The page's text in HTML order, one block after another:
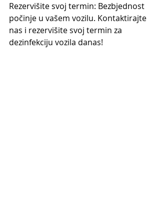
Rezervišite svoj termin: Bezbjednost
počinje u vašem vozilu. Kontaktirajte
nas i rezervišite svoj termin za
dezinfekciju vozila danas!